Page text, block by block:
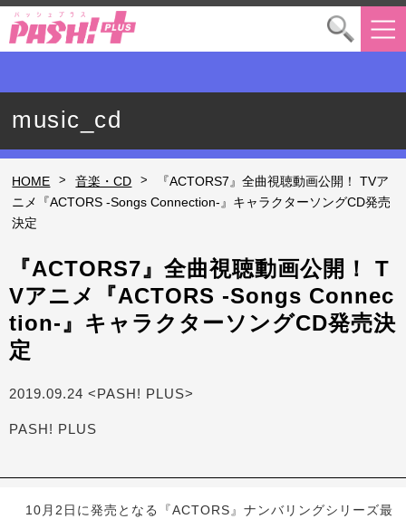
music_cd
HOME > 音楽・CD >
『ACTORS7』全曲視聴動画公開！ TVア
ニメ『ACTORS -Songs Connection-』キャラクターソングCD発売
決定
『ACTORS7』全曲視聴動画公開！ T
Vアニメ『ACTORS -Songs Connec
tion-』キャラクターソングCD発売決
定
2019.09.24 <PASH! PLUS>
PASH! PLUS
10月2日に発売となる『ACTORS』ナンバリングシリーズ最